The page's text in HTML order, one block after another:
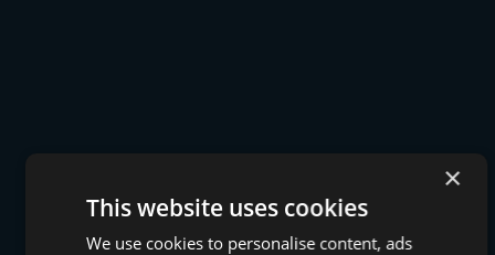
×
This website uses cookies
We use cookies to personalise content, ads